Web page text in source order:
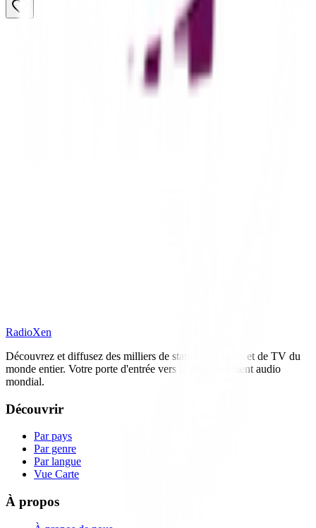
RadioXen
Découvrez et diffusez des milliers de stations de radio et de TV du
monde entier. Votre porte d'entrée vers le divertissement audio
mondial.
Découvrir
Par pays
Par genre
Par langue
Vue Carte
À propos